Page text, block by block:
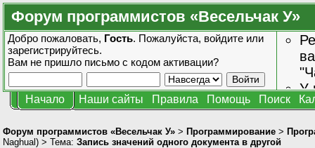
Форум программистов «Весельчак У»
Добро пожаловать, Гость. Пожалуйста, войдите или
зарегистрируйтесь.
Вам не пришло письмо с кодом активации?
У
Начало Наши сайты Правила Помощь Поиск
Форум программистов «Весельчак У» > Программирование >
Naghual) > Тема: Запись значений одного документа в другой